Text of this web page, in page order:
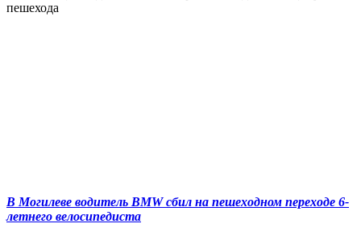
В Могилеве водитель BMW сбил на пешеходном переходе 6-
летнего велосипедиста